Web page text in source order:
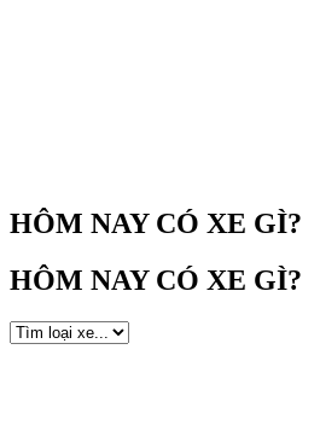
HÔM NAY CÓ XE GÌ?
HÔM NAY CÓ XE GÌ?